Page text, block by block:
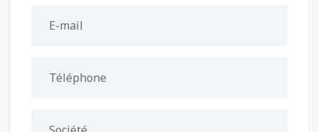
E-mail
Téléphone